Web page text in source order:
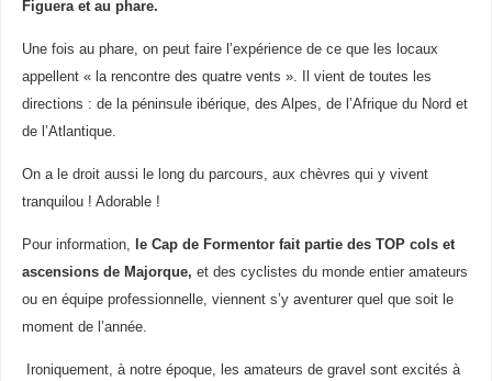
Figueraet au phare.
Une fois au phare, on peut faire l’expérience de ce que les locaux
appellent « la rencontre des quatre vents ». Il vient de toutes les
directions : de la péninsule ibérique, des Alpes, de l’Afrique du Nord et
de l’Atlantique.
On a le droit aussi le long du parcours, aux chèvres qui y vivent
tranquilou ! Adorable !
Pour information,
le Cap de Formentor fait partie des TOP cols et
ascensions de Majorque, et des cyclistes du monde entier amateurs
ou en équipe professionnelle, viennent s’y aventurer quel que soit le
moment de l’année.
Ironiquement, à notre époque, les amateurs de gravel sont excités à